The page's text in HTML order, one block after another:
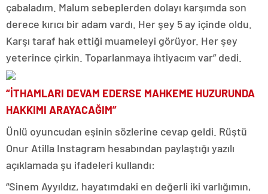
çabaladım. Malum sebeplerden dolayı karşımda son
derece kırıcı bir adam vardı. Her şey 5 ay içinde oldu.
Karşı taraf hak ettiği muameleyi görüyor. Her şey
yeterince çirkin. Toparlanmaya ihtiyacım var” dedi.
“İTHAMLARI DEVAM EDERSE MAHKEME HUZURUNDA
HAKKIMI ARAYACAĞIM”
Ünlü oyuncudan eşinin sözlerine cevap geldi. Rüştü
Onur Atilla Instagram hesabından paylaştığı yazılı
açıklamada şu ifadeleri kullandı:
“Sinem Ayyıldız, hayatımdaki en değerli iki varlığımın,